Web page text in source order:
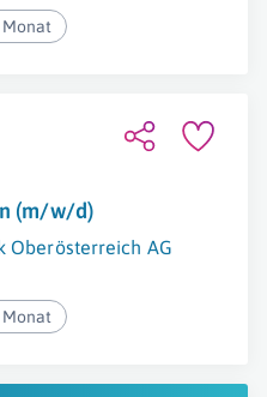
Monat
(m/w/d)
Oberösterreich AG
Monat